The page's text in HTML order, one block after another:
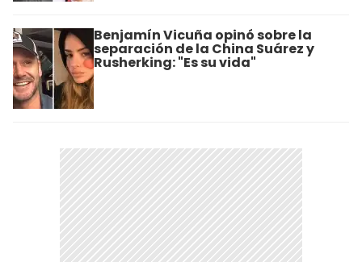
Benjamín Vicuña opinó sobre la
separación de la China Suárez y
Rusherking: "Es su vida"